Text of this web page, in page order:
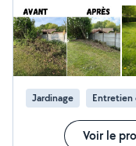
lieux * suivi
surveillance
gestion des
Nous intervenons
proches, avec des
toujours le sourire . Tarifs compétitifs + devis gratuit
Disponibilités flexibles Réponse rapide à vos
N'hésitez pas à
nous sommes là
Jardinage Entretien
Voir le